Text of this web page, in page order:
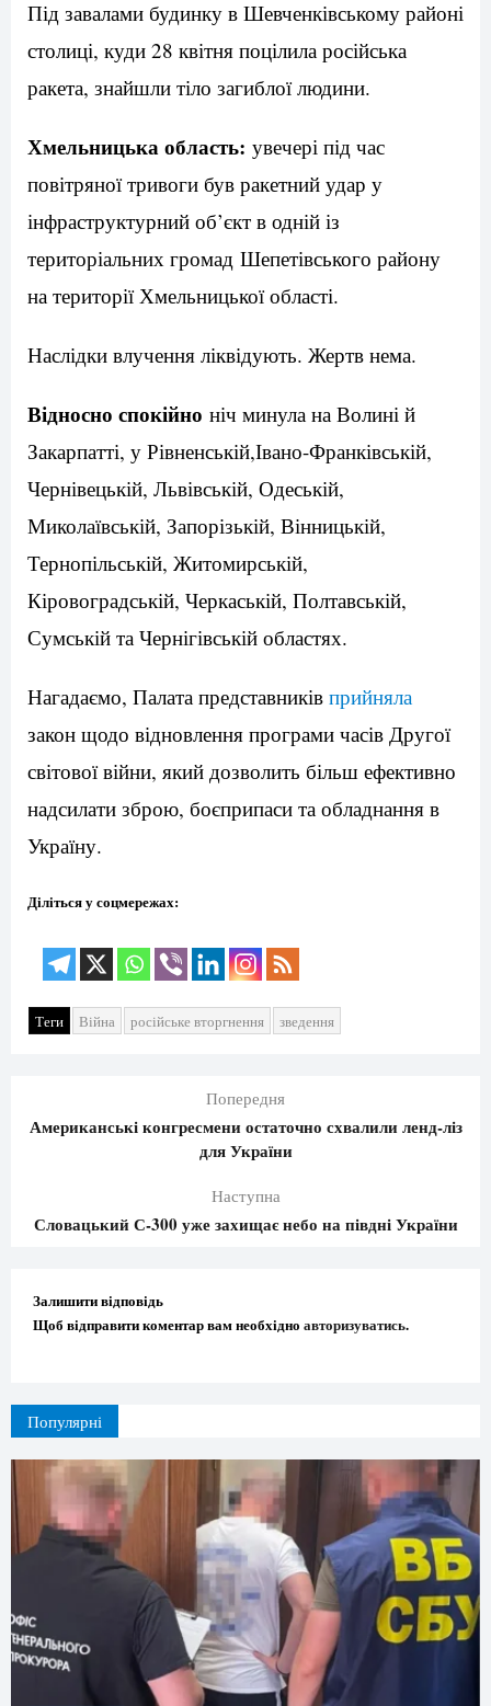
Під завалами будинку в Шевченківському районі
столиці, куди 28 квітня поцілила російська
ракета, знайшли тіло загиблої людини.
Хмельницька область: увечері під час
повітряної тривоги був ракетний удар у
інфраструктурний об’єкт в одній із
територіальних громад Шепетівського району
на території Хмельницької області.
Наслідки влучення ліквідують. Жертв нема.
Відносно спокійно ніч минула на Волині й
Закарпатті, у Рівненській,Івано-Франківській,
Чернівецькій, Львівській, Одеській,
Миколаївській, Запорізькій, Вінницькій,
Тернопільській, Житомирській,
Кіровоградській, Черкаській, Полтавській,
Сумській та Чернігівській областях.
Нагадаємо, Палата представників прийняла
закон щодо відновлення програми часів Другої
світової війни, який дозволить більш ефективно
надсилати зброю, боєприпаси та обладнання в
Україну.
Діліться у соцмережах:
Теги Війна російське вторгнення зведення
Попередня
Американські конгресмени остаточно схвалили ленд-ліз
для України
Наступна
Словацький С-300 уже захищає небо на півдні України
Залишити відповідь
Щоб відправити коментар вам необхідно авторизуватись.
Популярні